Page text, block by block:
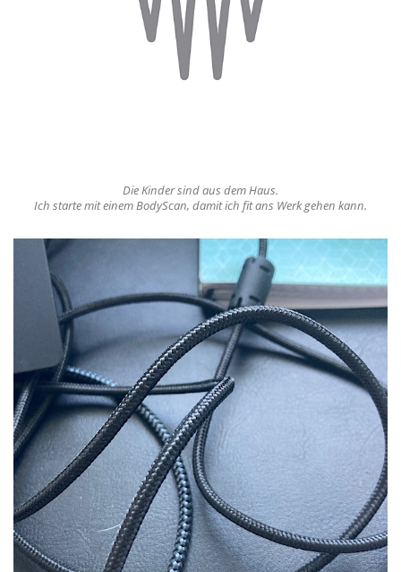
Die Kinder sind aus dem Haus.
Ich starte mit einem BodyScan, damit ich fit ans Werk gehen kann.